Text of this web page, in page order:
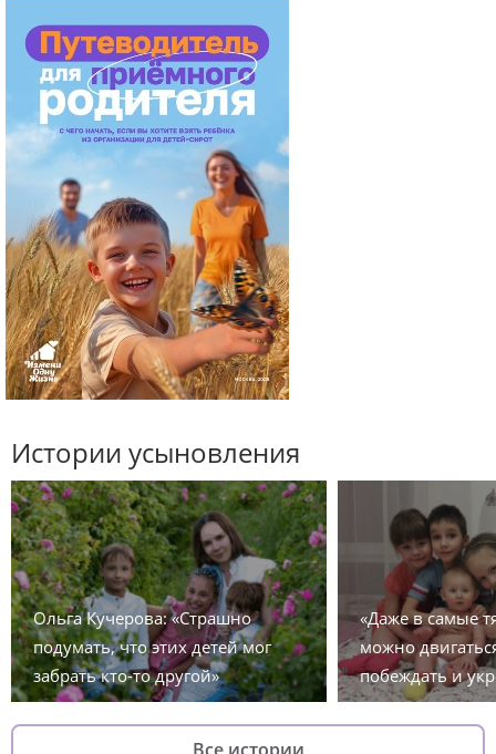
Истории усыновления
Ольга Кучерова: «Страшно
подумать, что этих детей мог
забрать кто-то другой»
«Даже в самые
можно
побеждать и